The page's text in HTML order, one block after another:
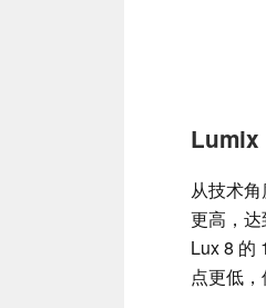
Lumix
从技术
更高，
Lux 8 的
点更低